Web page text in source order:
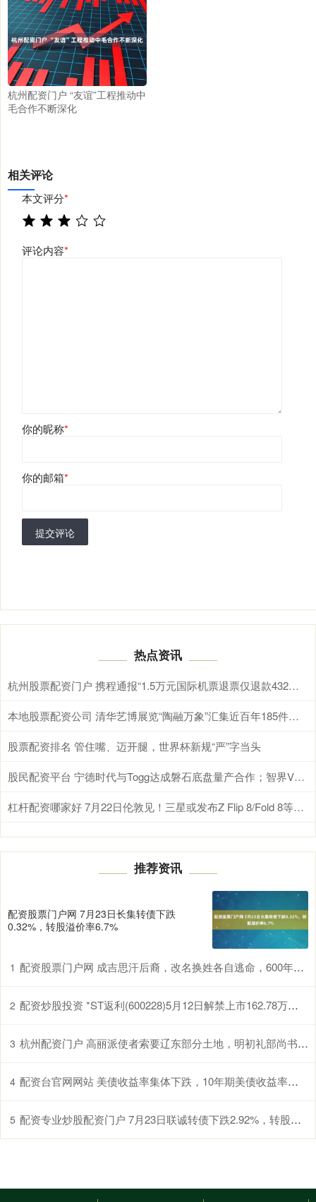
杭州配资门户 “友谊”工程推动中
毛合作不断深化
相关评论
本文评分*
评论内容*
你的昵称*
你的邮箱*
提交评论
热点资讯
杭州股票配资门户 携程通报“1.5万元国际机票退票仅退款432元”：已补偿退票损失费用14727元，并非破例优待
本地股票配资公司 清华艺博展览“陶融万象”汇集近百年185件民间陶瓷代表作品
股票配资排名 管住嘴、迈开腿，世界杯新规“严”字当头
股民配资平台 宁德时代与Togg达成磐石底盘量产合作；智界V9将于本月正式上市丨汽车早参
杠杆配资哪家好 7月22日伦敦见！三星或发布Z Flip 8/Fold 8等折叠屏新品
推荐资讯
配资股票门户网 7月23日长集转债下跌
0.32%，转股溢价率6.7%
1 配资股票门户网 成吉思汗后裔，改名换姓各自逃命，600年后靠一首诗在四川团聚_元朝_铁木真_王朝
2 配资炒股投资 *ST返利(600228)5月12日解禁上市162.78万股，年内公司股价跌幅近50%
3 杭州配资门户 高丽派使者索要辽东部分土地，明初礼部尚书李原名霸气拒绝_明朝_朱元璋_朝廷
4 配资台官网网站 美债收益率集体下跌，10年期美债收益率跌4.95个基点
5 配资专业炒股配资门户 7月23日联诚转债下跌2.92%，转股溢价率1.54%